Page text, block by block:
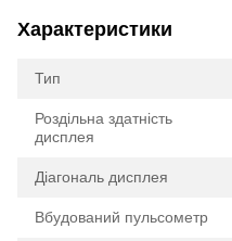
Характеристики
Тип
Роздільна здатність
дисплея
Діагональ дисплея
Вбудований пульсометр